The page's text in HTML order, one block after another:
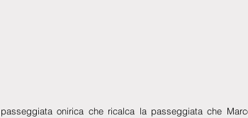
passeggiata onirica che ricalca la passeggiata che